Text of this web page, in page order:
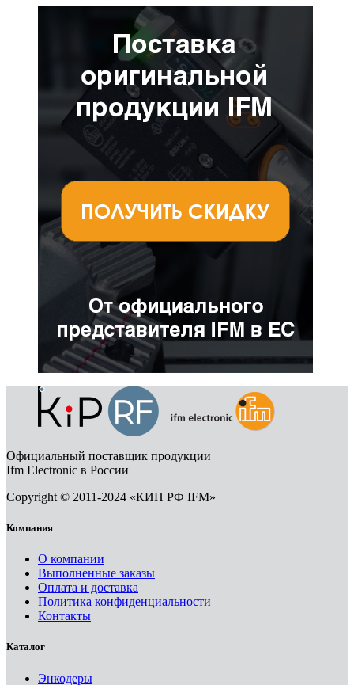
Официальный поставщик продукции
Ifm Electronic в России
Copyright © 2011-2024 «КИП РФ IFM»
Компания
О компании
Выполненные заказы
Оплата и доставка
Политика конфиденциальности
Контакты
Каталог
Энкодеры